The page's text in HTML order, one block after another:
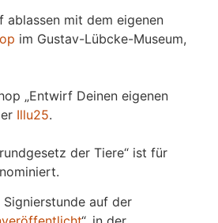
ablassen mit dem eigenen
im Gustav-Lübcke-Museum,
„Entwirf Deinen eigenen
Illu25.
der Tiere“ ist für
nominiert.
Signierstunde auf der